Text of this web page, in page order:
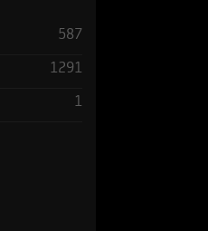
587
1291
1